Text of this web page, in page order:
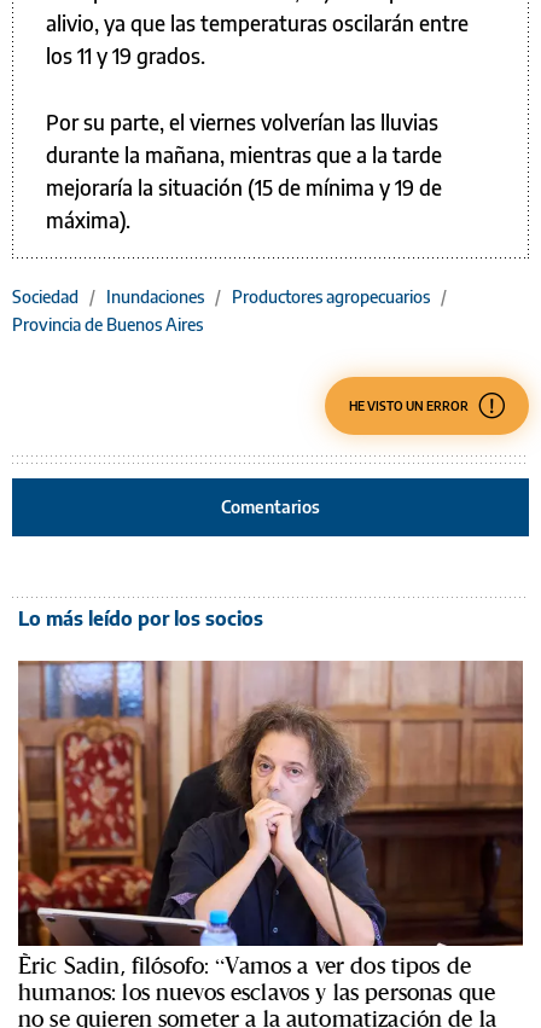
alivio, ya que las temperaturas oscilarán entre
los 11 y 19 grados.
Por su parte, el viernes volverían las lluvias
durante la mañana, mientras que a la tarde
mejoraría la situación (15 de mínima y 19 de
máxima).
Sociedad / Inundaciones / Productores agropecuarios /
Provincia de Buenos Aires
HE VISTO UN ERROR
Comentarios
Lo más leído por los socios
Èric Sadin, filósofo: “Vamos a ver dos tipos de
humanos: los nuevos esclavos y las personas que
no se quieren someter a la automatización de la